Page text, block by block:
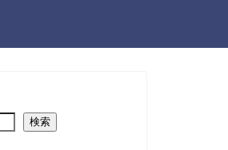
検索